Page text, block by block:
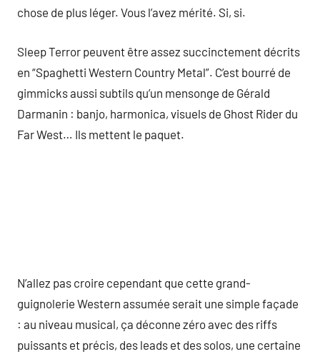
chose de plus léger. Vous l’avez mérité. Si, si.
Sleep Terror peuvent être assez succinctement décrits
en “Spaghetti Western Country Metal”. C’est bourré de
gimmicks aussi subtils qu’un mensonge de Gérald
Darmanin : banjo, harmonica, visuels de Ghost Rider du
Far West… Ils mettent le paquet.
N’allez pas croire cependant que cette grand-
guignolerie Western assumée serait une simple façade
: au niveau musical, ça déconne zéro avec des riffs
puissants et précis, des leads et des solos, une certaine